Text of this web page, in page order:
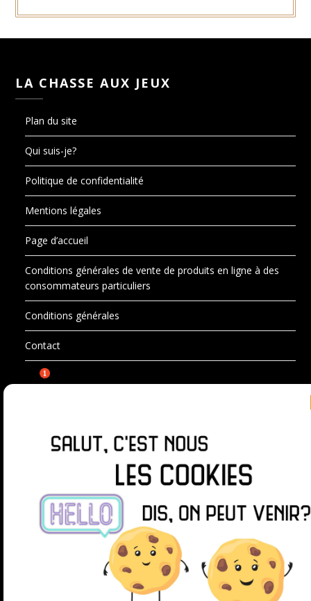
LA CHASSE AUX JEUX
Plan du site
Qui suis-je?
Politique de confidentialité
Mentions légales
Page d’accueil
Conditions générales de vente de produits en ligne à des
consommateurs particuliers
Conditions générales
Contact
SUIVEZ-MOI SUR